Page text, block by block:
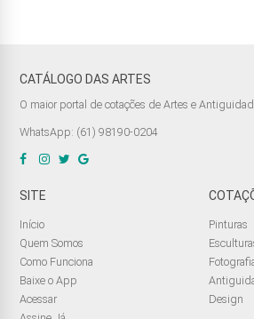
CATÁLOGO DAS ARTES
O maior portal de cotações de Artes e
WhatsApp: (61) 98190-0204
SITE
Início
Quem Somos
Como Funciona
Baixe o App
Acessar
Pinturas
Design